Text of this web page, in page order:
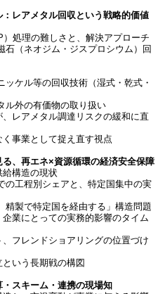
レアメタル回収という戦略的価値
処理の難しさと、解決アプローチ
（ネオジム・ジスプロシウム）回
ケル等の回収技術（湿式・乾式・
外の有価物の取り扱い
レアメタル調達リスクの緩和に直
事業として捉え直す視点
、再エネ×資源循環の経済安全保障
構造の現状
工程別シェアと、特定国集中の実
製で特定国を経由する」構造問題
業にとっての実務的影響のタイム
フレンドショアリングの位置づけ
いう長期戦の構図
スキーム・連携の現場知